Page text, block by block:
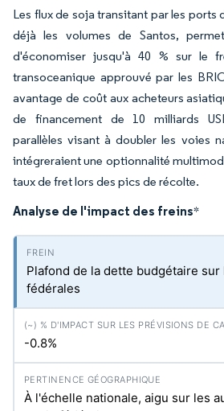
Les flux de soja transitant par les ports
déjà les volumes de Santos,
d'économiser jusqu'à 40 % sur le
transoceanique approuvé par les
avantage de coût aux acheteurs
de financement de 10 milliards
parallèles visant à doubler les voies
intégreraient une optionnalité
taux de fret lors des pics de récolte.
Analyse de l'impact des freins*
Plafond de la dette budgétaire sur
fédérales
-0.8%
À l'échelle nationale, aigu sur les